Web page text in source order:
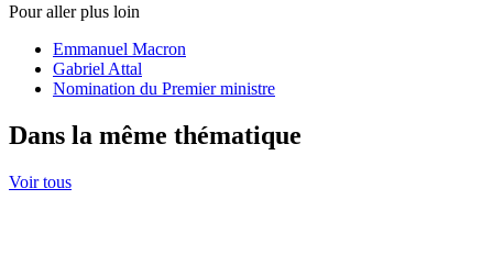
Pour aller plus loin
Emmanuel Macron
Gabriel Attal
Nomination du Premier ministre
Dans la même thématique
Voir tous